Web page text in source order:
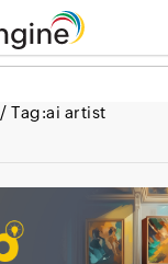
/ Tag:ai artist